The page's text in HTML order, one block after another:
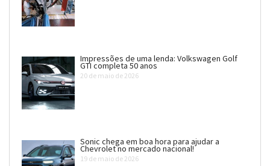
Impressões de uma lenda: Volkswagen Golf
GTI completa 50 anos
20 de maio de 2026
Sonic chega em boa hora para ajudar a
Chevrolet no mercado nacional!
19 de maio de 2026